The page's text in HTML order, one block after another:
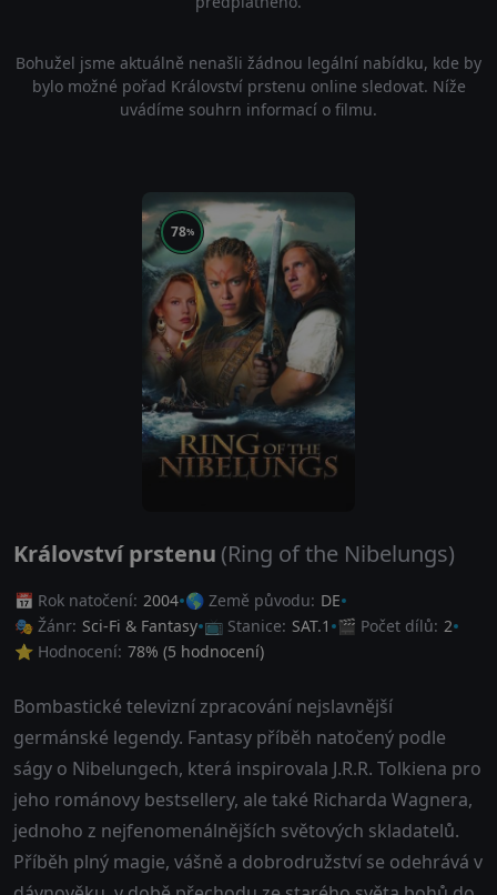
Bohužel jsme aktuálně nenašli žádnou legální nabídku, kde by
bylo možné pořad Království prstenu online sledovat. Níže
uvádíme souhrn informací o filmu.
78%
Království prstenu (Ring of the Nibelungs)
📅 Rok natočení: 2004 🌎 Země původu: DE
🎭 Žánr: Sci-Fi & Fantasy 📺 Stanice: SAT.1 🎬 Počet dílů: 2
⭐ Hodnocení: 78% (5 hodnocení)
Bombastické televizní zpracování nejslavnější
germánské legendy. Fantasy příběh natočený podle
ságy o Nibelungech, která inspirovala J.R.R. Tolkiena pro
jeho románovy bestsellery, ale také Richarda Wagnera,
jednoho z nejfenomenálnějších světových skladatelů.
Příběh plný magie, vášně a dobrodružství se odehrává v